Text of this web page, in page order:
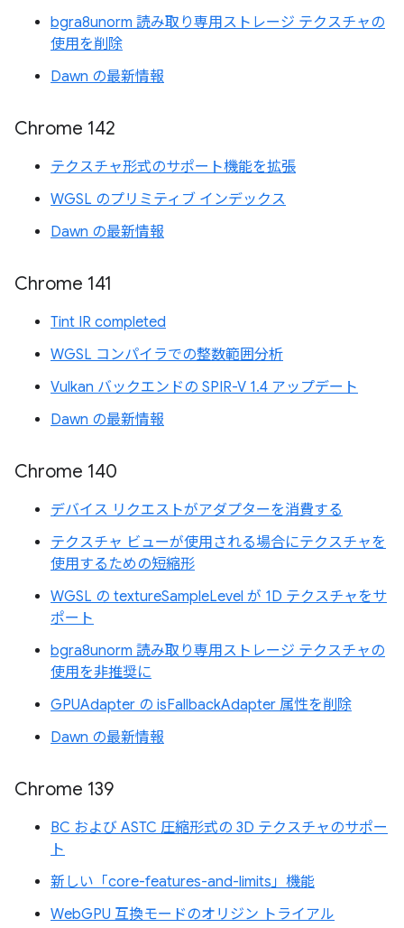
bgra8unorm 読み取り専用ストレージ テクスチャの
使用を削除
Dawn の最新情報
Chrome 142
テクスチャ形式のサポート機能を拡張
WGSL のプリミティブ インデックス
Dawn の最新情報
Chrome 141
Tint IR completed
WGSL コンパイラでの整数範囲分析
Vulkan バックエンドの SPIR-V 1.4 アップデート
Dawn の最新情報
Chrome 140
デバイス リクエストがアダプターを消費する
テクスチャ ビューが使用される場合にテクスチャを
使用するための短縮形
WGSL の textureSampleLevel が 1D テクスチャをサ
ポート
bgra8unorm 読み取り専用ストレージ テクスチャの
使用を非推奨に
GPUAdapter の isFallbackAdapter 属性を削除
Dawn の最新情報
Chrome 139
BC および ASTC 圧縮形式の 3D テクスチャのサポー
ト
新しい「core-features-and-limits」機能
WebGPU 互換モードのオリジン トライアル